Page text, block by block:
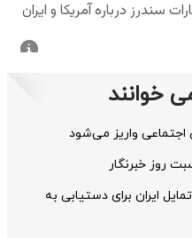
خوانند
واریز می‌شود
روز خبرنگار
ایران برای دستیابی به